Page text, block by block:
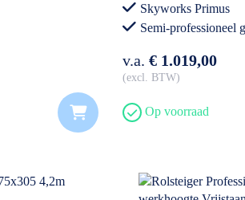
Skyworks Primus
Semi-professioneel
v.a. € 1.019,00
excl. BTW
Op voorraad